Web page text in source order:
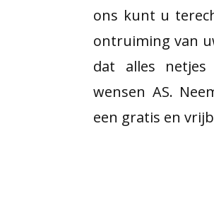
ons kunt u
ontruiming van
dat alles
wensen AS.
een gratis en